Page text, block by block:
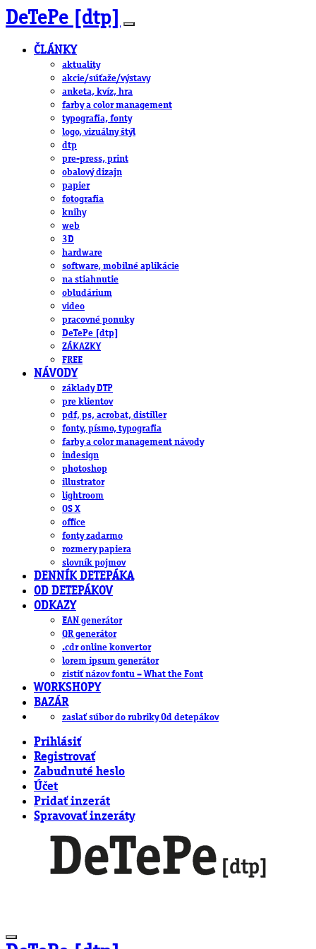
DeTePe [dtp]
ČLÁNKY
aktuality
akcie/súťaže/výstavy
anketa, kvíz, hra
farby a color management
typografia, fonty
logo, vizuálny štýl
dtp
pre-press, print
obalový dizajn
papier
fotografia
knihy
web
3D
hardware
software, mobilné aplikácie
na stiahnutie
obludárium
video
pracovné ponuky
DeTePe [dtp]
ZÁKAZKY
FREE
NÁVODY
základy DTP
pre klientov
pdf, ps, acrobat, distiller
fonty, písmo, typografia
farby a color management návody
indesign
photoshop
illustrator
lightroom
OS X
office
fonty zadarmo
rozmery papiera
slovník pojmov
DENNÍK DETEPÁKA
OD DETEPÁKOV
ODKAZY
EAN generátor
QR generátor
.cdr online konvertor
lorem ipsum generátor
zistiť názov fontu – What the Font
WORKSHOPY
BAZÁR
zaslať súbor do rubriky Od detepákov
Prihlásiť
Registrovať
Zabudnuté heslo
Účet
Pridať inzerát
Spravovať inzeráty